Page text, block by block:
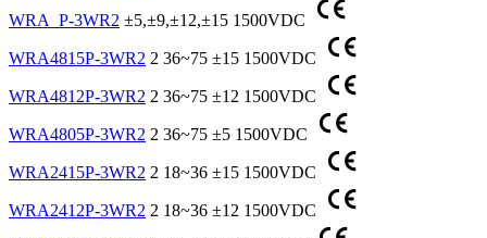
WRA_P-3WR2 ±5,±9,±12,±15 1500VDC
WRA4815P-3WR2 2 36~75 ±15 1500VDC
WRA4812P-3WR2 2 36~75 ±12 1500VDC
WRA4805P-3WR2 2 36~75 ±5 1500VDC
WRA2415P-3WR2 2 18~36 ±15 1500VDC
WRA2412P-3WR2 2 18~36 ±12 1500VDC